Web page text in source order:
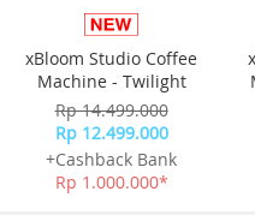
Kesesuaian Universal:
smartphone, tablet, dan
yang optimal.
Kelengkapan:
1x Anker Powerbank
1x Kabel USB-C ke USB-C
1x Buku Panduan dan
xBloom Studio Coffee
Machine - Twilight
Rp 14.499.000
Rp 12.499.000
+Cashback Bank
Rp 1.000.000*